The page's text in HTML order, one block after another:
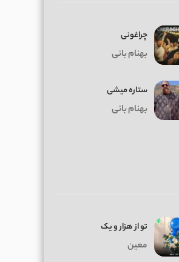
چراغونی
بهنام بانی
ستاره میشی
بهنام بانی
تو از هزار و یک
معین